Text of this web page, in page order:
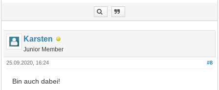
Karsten
Junior Member
#8
25.09.2020, 16:24
Bin auch dabei!